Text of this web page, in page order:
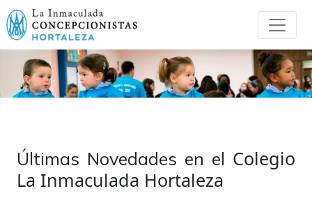
Últimas Novedades en el Colegio
La Inmaculada Hortaleza